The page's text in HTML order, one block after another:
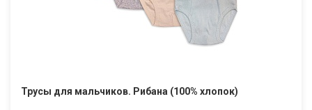
Трусы для мальчиков. Рибана (100% хлопок)